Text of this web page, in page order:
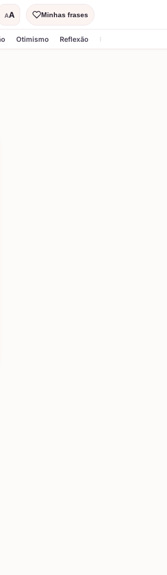
AA
Tamanho do textoMinhas frases
Otimismo Reflexão Religiosa